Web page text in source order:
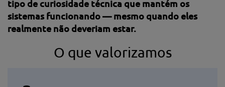
tipo de curiosidade técnica que mantém os
sistemas funcionando — mesmo quando eles
realmente não deveriam estar.
O que valorizamos